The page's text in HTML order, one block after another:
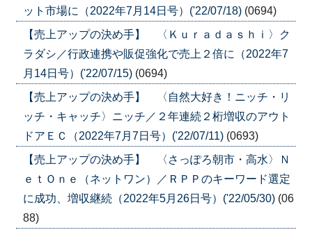
ット市場に（2022年7月14日号）('22/07/18) (0694)
【売上アップの決め手】 〈Ｋｕｒａｄａｓｈｉ〉ク
ラダシ／行政連携や販促強化で売上２倍に（2022年7
月14日号）('22/07/15) (0694)
【売上アップの決め手】 〈自然大好き！ニッチ・リ
ッチ・キャッチ〉ニッチ／２年連続２桁増収のアウト
ドアＥＣ（2022年7月7日号）('22/07/11) (0693)
【売上アップの決め手】 〈さっぽろ朝市・高水〉Ｎ
ｅｔＯｎｅ（ネットワン）／ＲＰＰのキーワード選定
に成功、増収継続（2022年5月26日号）('22/05/30) (06
88)